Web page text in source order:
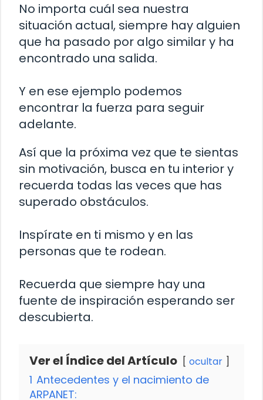
No importa cuál sea nuestra
situación actual, siempre hay alguien
que ha pasado por algo similar y ha
encontrado una salida.
Y en ese ejemplo podemos
encontrar la fuerza para seguir
adelante.
Así que la próxima vez que te sientas
sin motivación, busca en tu interior y
recuerda todas las veces que has
superado obstáculos.
Inspírate en ti mismo y en las
personas que te rodean.
Recuerda que siempre hay una
fuente de inspiración esperando ser
descubierta.
Ver el Índice del Artículo ocultar
1 Antecedentes y el nacimiento de
ARPANET: